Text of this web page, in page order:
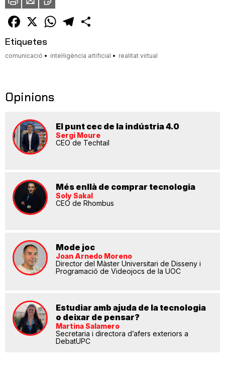
un
amic
Facebook
X WhatsAppTelegram
Etiquetes
comunicació intel·ligència artificial realitat virtual
Opinions
El punt cec de la indústria 4.0
Sergi Moure
CEO de Techtail
Més enllà de comprar tecnologia
Soly Sakal
CEO de Rhombus
Mode joc
Joan Arnedo Moreno
Director del Màster Universitari de Disseny i
Programació de Videojocs de la UOC
Estudiar amb ajuda de la tecnologia
o deixar de pensar?
Martina Salamero
Secretaria i directora d’afers exteriors a
DebatUPC